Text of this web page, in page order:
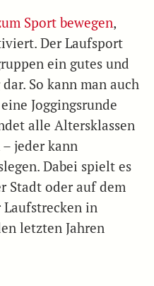
Sport bewegen,
Der Laufsport
ein gutes und
So kann man auch
Joggingsrunde
alle Altersklassen
jeder kann
Dabei spielt es
Stadt oder auf dem
in
letzten Jahren